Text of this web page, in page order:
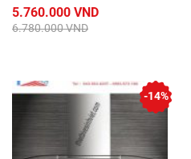
5.760.000 VND
6.780.000 VND
-14%